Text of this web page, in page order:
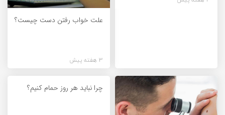
علت خواب رفتن دست چیست؟
3 هفته پیش
چرا نباید هر روز حمام کنیم؟